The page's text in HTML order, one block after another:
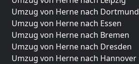
Umzug von Herne nach Dortmund
Umzug von Herne nach Essen
Umzug von Herne nach Bremen
Umzug von Herne nach Dresden
Umzug von Herne nach Hannover